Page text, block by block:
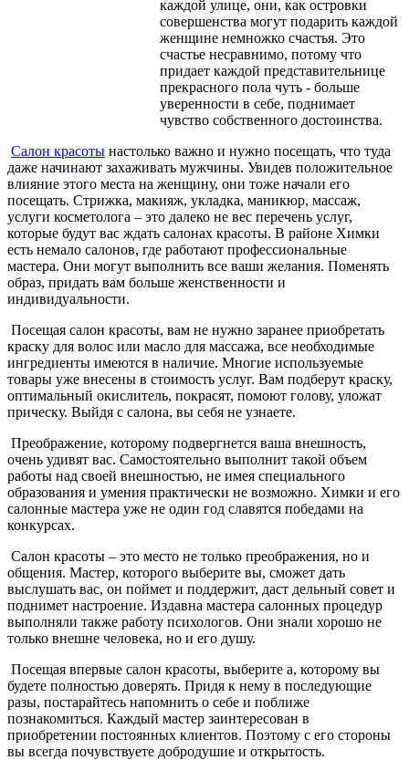
каждой улице, они, как островки
совершенства могут подарить каждой
женщине немножко счастья. Это
счастье несравнимо, потому что
придает каждой представительнице
прекрасного пола чуть - больше
уверенности в себе, поднимает
чувство собственного достоинства.
Салон красоты настолько важно и нужно посещать, что туда
даже начинают захаживать мужчины. Увидев положительное
влияние этого места на женщину, они тоже начали его
посещать. Стрижка, макияж, укладка, маникюр, массаж,
услуги косметолога – это далеко не вес перечень услуг,
которые будут вас ждать салонах красоты. В районе Химки
есть немало салонов, где работают профессиональные
мастера. Они могут выполнить все ваши желания. Поменять
образ, придать вам больше женственности и
индивидуальности.
Посещая салон красоты, вам не нужно заранее приобретать
краску для волос или масло для массажа, все необходимые
ингредиенты имеются в наличие. Многие используемые
товары уже внесены в стоимость услуг. Вам подберут краску,
оптимальный окислитель, покрасят, помоют голову, уложат
прическу. Выйдя с салона, вы себя не узнаете.
Преображение, которому подвергнется ваша внешность,
очень удивят вас. Самостоятельно выполнит такой объем
работы над своей внешностью, не имея специального
образования и умения практически не возможно. Химки и его
салонные мастера уже не один год славятся победами на
конкурсах.
Салон красоты – это место не только преображения, но и
общения. Мастер, которого выберите вы, сможет дать
выслушать вас, он поймет и поддержит, даст дельный совет и
поднимет настроение. Издавна мастера салонных процедур
выполняли также работу психологов. Они знали хорошо не
только внешне человека, но и его душу.
Посещая впервые салон красоты, выберите а, которому вы
будете полностью доверять. Придя к нему в последующие
разы, постарайтесь напомнить о себе и поближе
познакомиться. Каждый мастер заинтересован в
приобретении постоянных клиентов. Поэтому с его стороны
вы всегда почувствуете добродушие и открытость.